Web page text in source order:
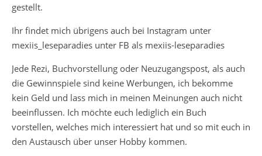
gestellt.
Ihr findet mich übrigens auch bei Instagram unter
mexiis_leseparadies unter FB als mexiis-leseparadies
Jede Rezi, Buchvorstellung oder Neuzugangspost, als auch
die Gewinnspiele sind keine Werbungen, ich bekomme
kein Geld und lass mich in meinen Meinungen auch nicht
beeinflussen. Ich möchte euch lediglich ein Buch
vorstellen, welches mich interessiert hat und so mit euch in
den Austausch über unser Hobby kommen.